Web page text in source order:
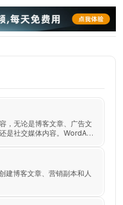
，无论是博客文章、广告文
是社交媒体内容。WordAi
建博客文章、营销副本和人